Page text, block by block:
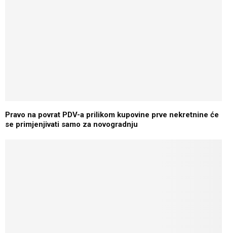
Pravo na povrat PDV-a prilikom kupovine prve nekretnine će
se primjenjivati samo za novogradnju